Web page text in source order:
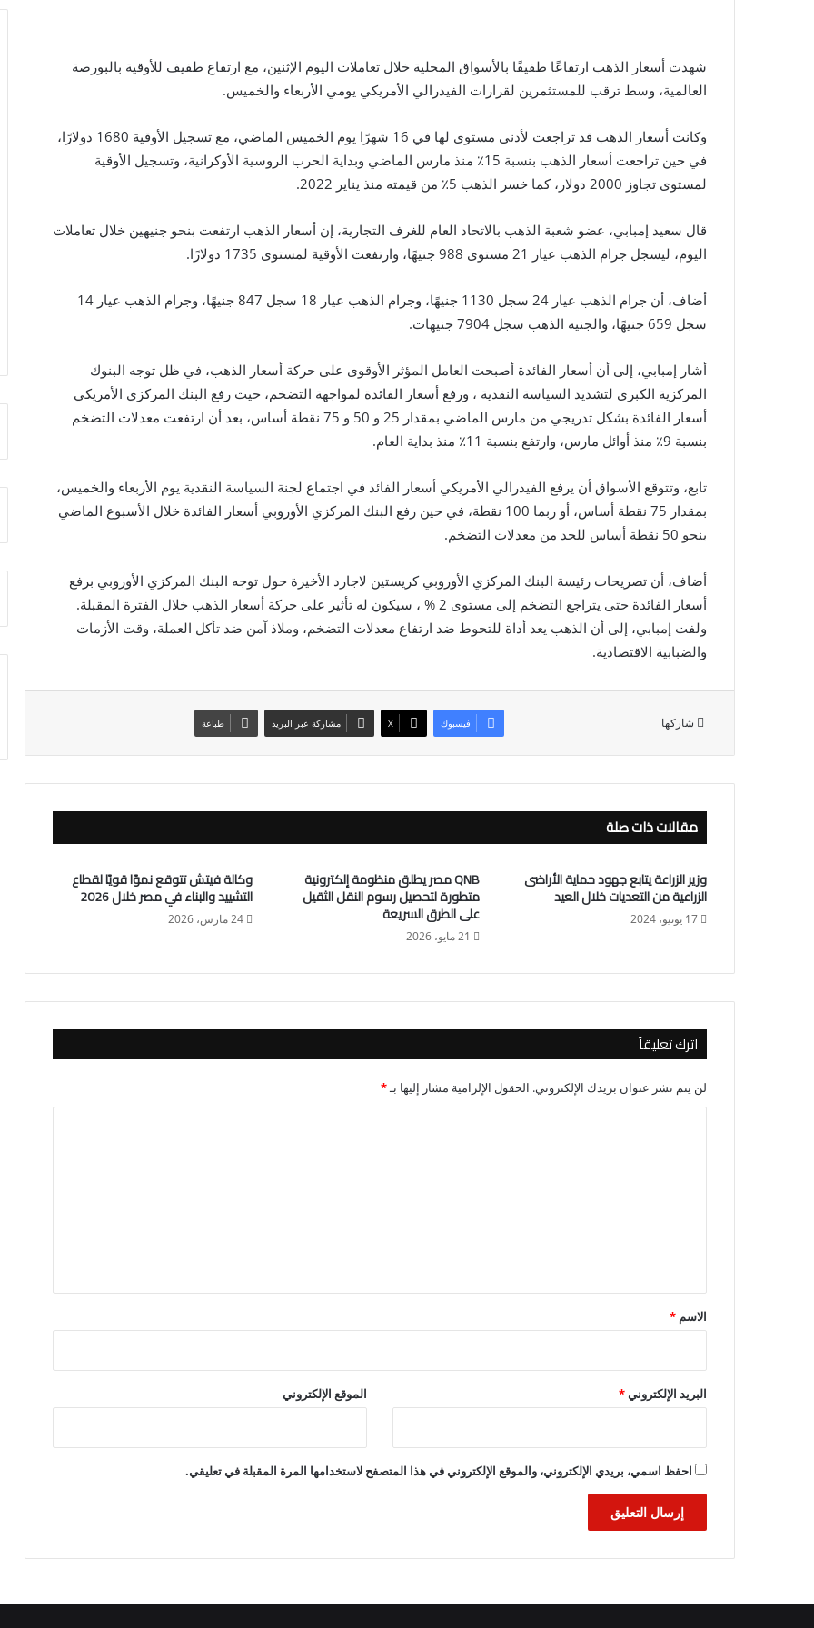
شهدت أسعار الذهب ارتفاعًا طفيفًا بالأسواق المحلية خلال تعاملات اليوم الإثنين، مع ارتفاع طفيف للأوقية بالبورصة
العالمية، وسط ترقب للمستثمرين لقرارات الفيدرالي الأمريكي يومي الأربعاء والخميس.
وكانت أسعار الذهب قد تراجعت لأدنى مستوى لها في 16 شهرًا يوم الخميس الماضي، مع تسجيل الأوقية 1680 دولارًا،
في حين تراجعت أسعار الذهب بنسبة 15٪ منذ مارس الماضي وبداية الحرب الروسية الأوكرانية، وتسجيل الأوقية
لمستوى تجاوز 2000 دولار، كما خسر الذهب 5٪ من قيمته منذ يناير 2022.
قال سعيد إمبابي، عضو شعبة الذهب بالاتحاد العام للغرف التجارية، إن أسعار الذهب ارتفعت بنحو جنيهين خلال تعاملات
اليوم، ليسجل جرام الذهب عيار 21 مستوى 988 جنيهًا، وارتفعت الأوقية لمستوى 1735 دولارًا.
أضاف، أن جرام الذهب عيار 24 سجل 1130 جنيهًا، وجرام الذهب عيار 18 سجل 847 جنيهًا، وجرام الذهب عيار 14
سجل 659 جنيهًا، والجنيه الذهب سجل 7904 جنيهات.
أشار إمبابي، إلى أن أسعار الفائدة أصبحت العامل المؤثر الأوقوى على حركة أسعار الذهب، في ظل توجه البنوك
المركزية الكبرى لتشديد السياسة النقدية ، ورفع أسعار الفائدة لمواجهة التضخم، حيث رفع البنك المركزي الأمريكي
أسعار الفائدة بشكل تدريجي من مارس الماضي بمقدار 25 و 50 و 75 نقطة أساس، بعد أن ارتفعت معدلات التضخم
بنسبة 9٪ منذ أوائل مارس، وارتفع بنسبة 11٪ منذ بداية العام.
تابع، وتتوقع الأسواق أن يرفع الفيدرالي الأمريكي أسعار الفائد في اجتماع لجنة السياسة النقدية يوم الأربعاء والخميس،
بمقدار 75 نقطة أساس، أو ربما 100 نقطة، في حين رفع البنك المركزي الأوروبي أسعار الفائدة خلال الأسبوع الماضي
بنحو 50 نقطة أساس للحد من معدلات التضخم.
أضاف، أن تصريحات رئيسة البنك المركزي الأوروبي كريستين لاجارد الأخيرة حول توجه البنك المركزي الأوروبي برفع
أسعار الفائدة حتى يتراجع التضخم إلى مستوى 2 % ، سيكون له تأثير على حركة أسعار الذهب خلال الفترة المقبلة.
ولفت إمبابي، إلى أن الذهب يعد أداة للتحوط ضد ارتفاع معدلات التضخم، وملاذ آمن ضد تأكل العملة، وقت الأزمات
والضبابية الاقتصادية.
شاركها فيسبوك X مشاركة عبر البريد طباعة
مقالات ذات صلة
وزير الزراعة يتابع جهود حماية الأراضى
الزراعية من التعديات خلال العيد
17 يونيو، 2024
QNB مصر يطلق منظومة إلكترونية
متطورة لتحصيل رسوم النقل الثقيل
على الطرق السريعة
21 مايو، 2026
وكالة فيتش تتوقع نموًا قويًا لقطاع
التشييد والبناء في مصر خلال 2026
24 مارس، 2026
اترك تعليقاً
لن يتم نشر عنوان بريدك الإلكتروني. الحقول الإلزامية مشار إليها بـ*
*
الاسم *
البريد الإلكتروني* الموقع الإلكتروني
احفظ اسمي، بريدي الإلكتروني، والموقع الإلكتروني في هذا المتصفح لاستخدامها المرة المقبلة في تعليقي.